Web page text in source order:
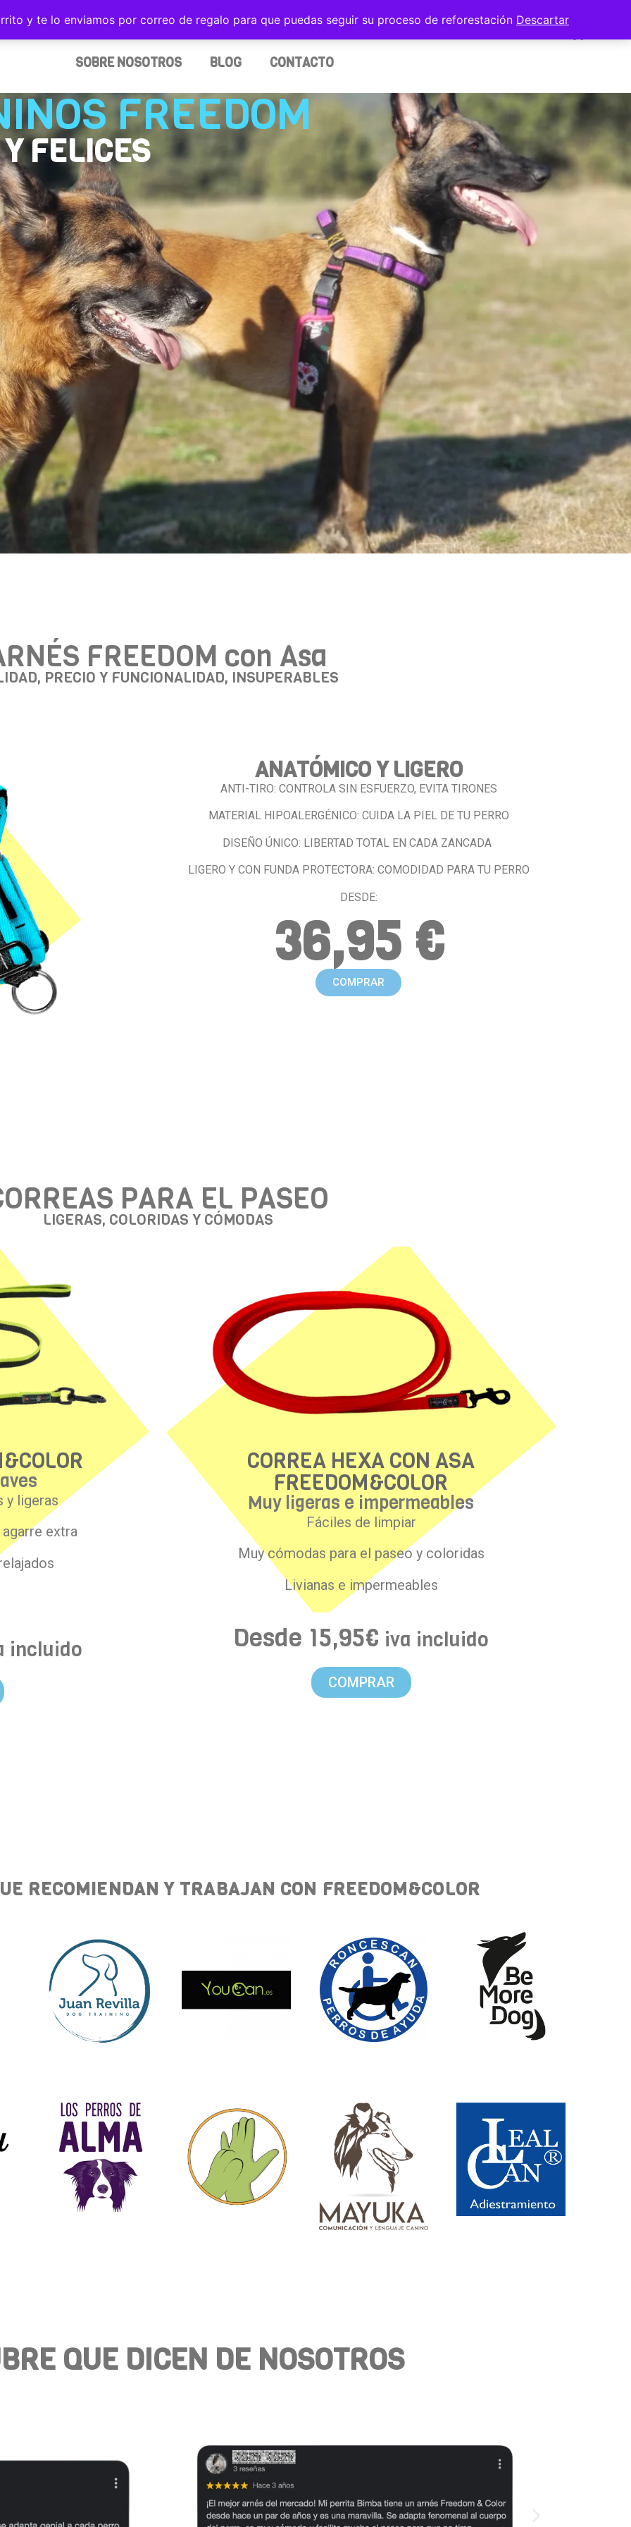
y te lo enviamos por correo de regalo para que puedas seguir su proceso de reforestación Descartar
ARNÉS FREEDOM TUS CORREAS ACCESORIOS FUNDAS
OUTLET
SOBRE NOSOTROS
BLOG CONTACTO
FREEDOM
FELICES
FREEDOM con Asa
PRECIO Y FUNCIONALIDAD, INSUPERABLES
ANATÓMICO Y LIGERO
ANTI-TIRO: CONTROLA SIN ESFUERZO, EVITA TIRONES
MATERIAL HIPOALERGÉNICO: CUIDA LA PIEL DE TU PERRO
DISEÑO ÚNICO: LIBERTAD TOTAL EN CADA ZANCADA
LIGERO Y CON FUNDA PROTECTORA: COMODIDAD PARA TU PERRO
DESDE:
36,95 €
COMPRAR
PARA EL PASEO
LIGERAS, COLORIDAS Y CÓMODAS
y ligeras
extra
incluido
CORREA HEXA CON ASA
FREEDOM&COLOR
Muy ligeras e impermeables
Fáciles de limpiar
Muy cómodas para el paseo y coloridas
Livianas e impermeables
Desde 15,95€ iva incluido
COMPRAR
RECOMIENDAN Y TRABAJAN CON FREEDOM&COLOR
QUE DICEN DE NOSOTROS